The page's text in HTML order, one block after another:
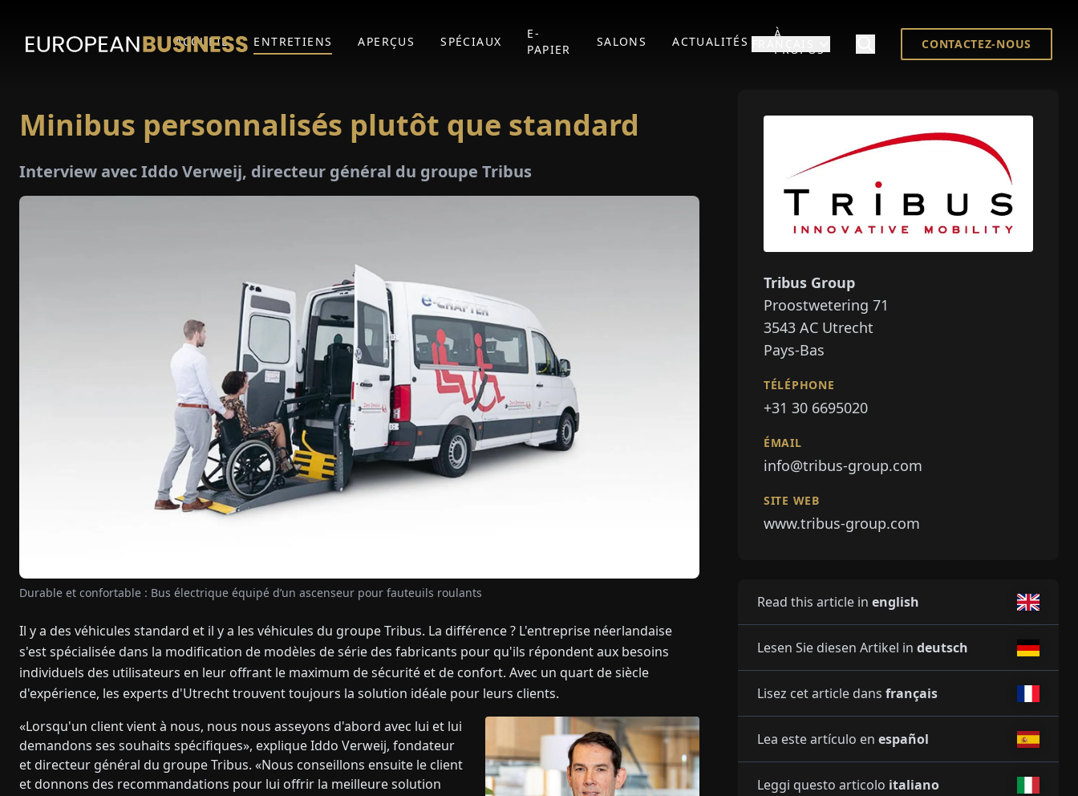
ACCUEIL ENTRETIENS APERÇUS SPÉCIAUX
E-
PAPIER
SALONS ACTUALITÉS
À
PROPOS
CONTACTEZ-NOUS
Minibus personnalisés plutôt que standard
Interview avec Iddo Verweij, directeur général du groupe Tribus
Durable et confortable : Bus électrique équipé d’un ascenseur pour fauteuils roulants
Il y a des véhicules standard et il y a les véhicules du groupe Tribus. La différence ? L'entreprise néerlandaise
s'est spécialisée dans la modification de modèles de série des fabricants pour qu'ils répondent aux besoins
individuels des utilisateurs en leur offrant le maximum de sécurité et de confort. Avec un quart de siècle
d'expérience, les experts d'Utrecht trouvent toujours la solution idéale pour leurs clients.
«Lorsqu'un client vient à nous, nous nous asseyons d'abord avec lui et lui
demandons ses souhaits spécifiques», explique Iddo Verweij, fondateur
et directeur général du groupe Tribus. «Nous conseillons ensuite le client
et donnons des recommandations pour lui offrir la meilleure solution
Tribus Group
Proostwetering 71
3543 AC Utrecht
Pays-Bas
TÉLÉPHONE
+31 30 6695020
ÉMAIL
info@tribus-group.com
SITE WEB
www.tribus-group.com
Read this article in english
Lesen Sie diesen Artikel in deutsch
Lisez cet article dans français
Lea este artículo en español
Leggi questo articolo italiano